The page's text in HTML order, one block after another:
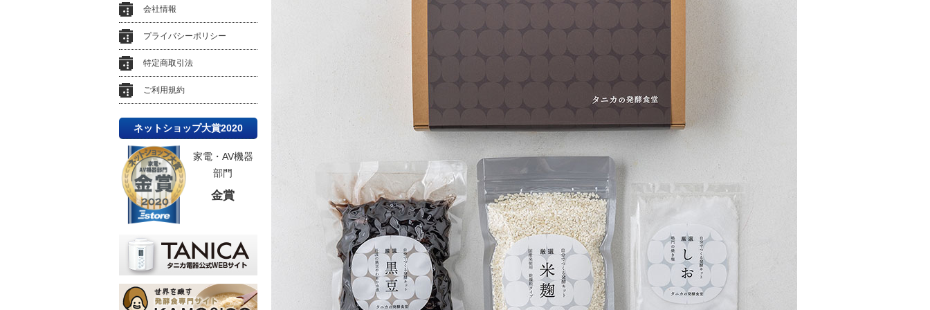
会社情報
プライバシーポリシー
特定商取引法
ご利用規約
ネットショップ大賞2020
家電・AV機器
部門
金賞